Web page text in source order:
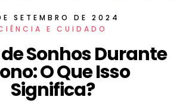
SETEMBRO DE 2024
E CUIDADO
Sonhos Durante
O Que Isso
Significa?